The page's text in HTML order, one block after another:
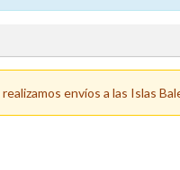
envíos a las Islas